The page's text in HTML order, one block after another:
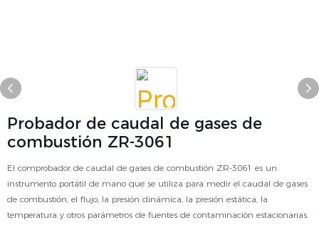
Probador de caudal de gases de
combustión ZR-3061
El comprobador de caudal de gases de combustión ZR-3061 es un
instrumento portátil de mano que se utiliza para medir el caudal de gases
de combustión, el flujo, la presión dinámica, la presión estática, la
temperatura y otros parámetros de fuentes de contaminación estacionarias.